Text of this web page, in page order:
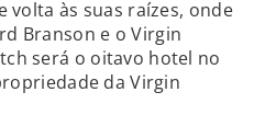
volta às suas raízes, onde
Branson e o Virgin
será o oitavo hotel no
da Virgin